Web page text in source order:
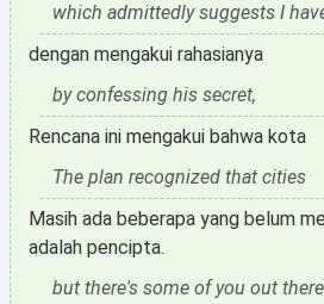
which admittedly suggests I
dengan mengakui rahasianya
by confessing his secret,
Rencana ini mengakui bahwa kota
The plan recognized that cities
Masih ada beberapa yang belum
adalah pencipta.
but there's some of you out